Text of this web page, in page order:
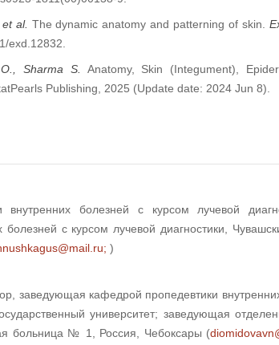
al. The dynamic anatomy and patterning of skin.
exd.12832.
Sharma S.
Anatomy, Skin (Integument),
Publishing, 2025 (Update date: 2024 Jun 8).
внутренних болезней с курсом лучевой
с курсом лучевой диагностики,
)
заведующая кафедрой пропедевтики
университет; заведующая
больница № 1, Россия, Чебоксары (